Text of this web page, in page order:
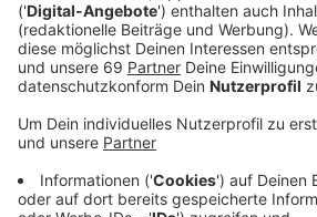
Die Gewerkschaft Verdi hat die
Warnstreiks aufgerufen. Etwa 50
Hintergrund ist die Forderung nach
Entlastung, auf die die Arbeitgeber